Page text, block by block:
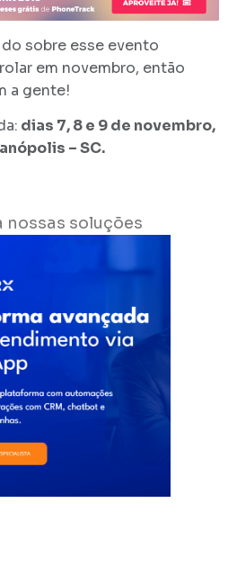
sobre esse evento
em novembro, então
a gente!
dias 7, 8 e 9 de novembro,
– SC.
nossas soluções